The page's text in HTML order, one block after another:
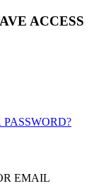
ACCESS
EMAIL